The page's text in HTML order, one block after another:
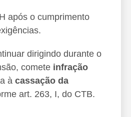
após o cumprimento
dirigindo durante o
comete infração
à cassação da
art. 263, I, do CTB.